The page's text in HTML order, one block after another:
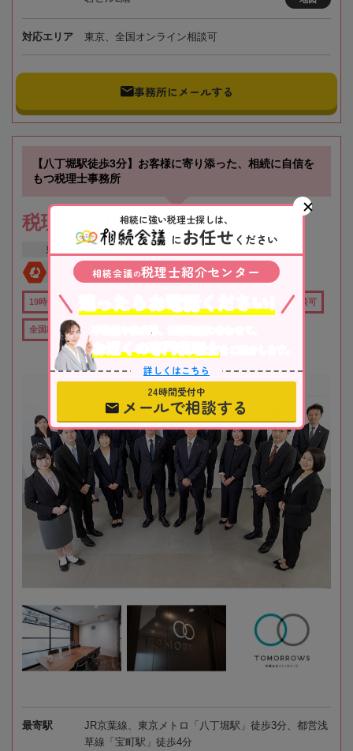
対応エリア 東京、全国オンライン相談可
事務所にメールする
【八丁堀駅徒歩3分】お客様に寄り添った、相続に自信を
もつ税理士事務所
税理士法人トゥモローズ
東京都
全国対応 初回相談無料
19時以降TEL可 オンライン相談可
全国出張対応可
最寄駅
JR京葉線、東京メトロ「八丁堀駅」徒歩3分、都営浅
草線「宝町駅」徒歩4分
相続に強い税理士探しは、
にお任せ ください
相続会議の税理士紹介センター
不動産や株式等、相続資産に合わせて、
お近くの専門税理士 をご紹介します。
詳しくはこちら
24時間受付中
メールで相談する